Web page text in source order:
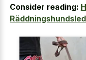
Consider reading: